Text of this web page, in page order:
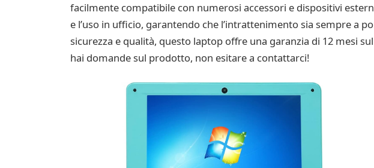
facilmente compatibile con numerosi accessori e dispositivi
e l’uso in ufficio, garantendo che l’intrattenimento sia sempre a
sicurezza e qualità, questo laptop offre una garanzia di 12 mesi
hai domande sul prodotto, non esitare a contattarci!